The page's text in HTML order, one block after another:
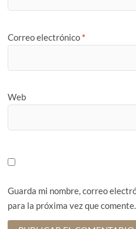
Correo electrónico *
Web
Guarda mi nombre, correo
para la próxima vez que comente.